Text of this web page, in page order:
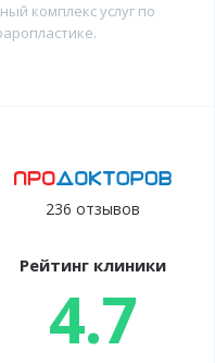
комплекс услуг по
236 отзывов
Рейтинг клиники
4.7